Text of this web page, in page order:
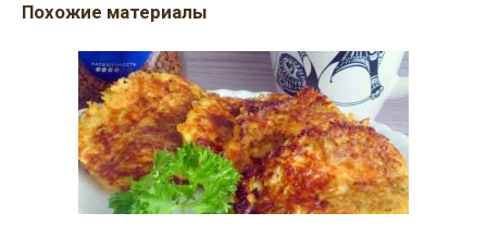
Похожие материалы